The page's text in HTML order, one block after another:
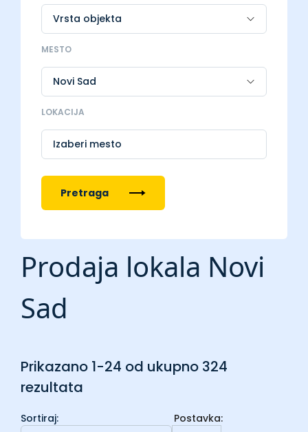
MESTO
LOKACIJA
Izaberi mesto
Pretraga
Prodaja lokala Novi
Sad
Prikazano 1-24 od ukupno 324
rezultata
Postavka:
Sortiraj: